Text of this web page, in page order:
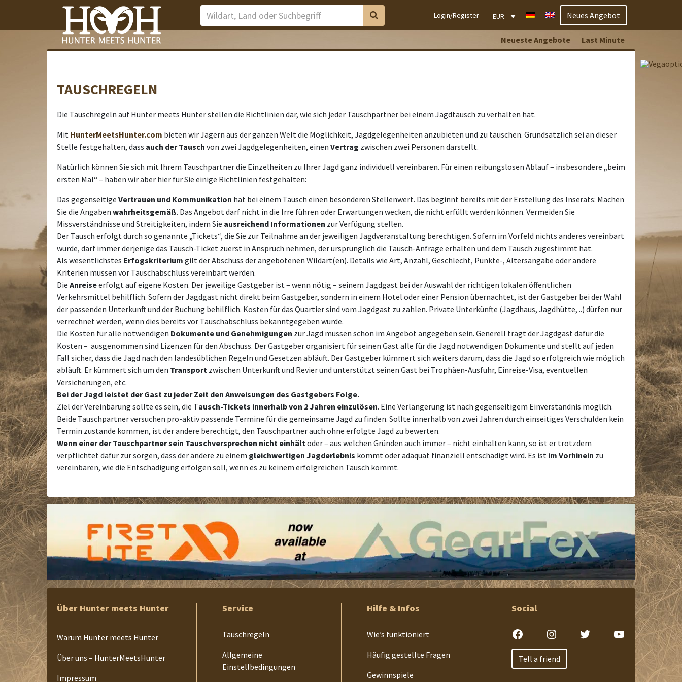
Login/Register EUR Neues Angebot
Neueste Angebote Last Minute
TAUSCHREGELN
Die Tauschregeln auf Hunter meets Hunter stellen die Richtlinien dar, wie sich jeder Tauschpartner bei einem Jagdtausch zu verhalten hat.
Mit HunterMeetsHunter.com bieten wir Jägern aus der ganzen Welt die Möglichkeit, Jagdgelegenheiten anzubieten und zu tauschen. Grundsätzlich sei an dieser
Stelle festgehalten, dass auch der Tausch von zwei Jagdgelegenheiten, einen Vertrag zwischen zwei Personen darstellt.
Natürlich können Sie sich mit Ihrem Tauschpartner die Einzelheiten zu Ihrer Jagd ganz individuell vereinbaren. Für einen reibungslosen Ablauf – insbesondere „beim
ersten Mal“ – haben wir aber hier für Sie einige Richtlinien festgehalten:
Das gegenseitige Vertrauen und Kommunikation hat bei einem Tausch einen besonderen Stellenwert. Das beginnt bereits mit der Erstellung des Inserats: Machen
Sie die Angaben wahrheitsgemäß. Das Angebot darf nicht in die Irre führen oder Erwartungen wecken, die nicht erfüllt werden können. Vermeiden Sie
Missverständnisse und Streitigkeiten, indem Sie ausreichend Informationen zur Verfügung stellen.
Der Tausch erfolgt durch so genannte „Tickets“, die Sie zur Teilnahme an der jeweiligen Jagdveranstaltung berechtigen. Sofern im Vorfeld nichts anderes vereinbart
wurde, darf immer derjenige das Tausch-Ticket zuerst in Anspruch nehmen, der ursprünglich die Tausch-Anfrage erhalten und dem Tausch zugestimmt hat.
Als wesentlichstes Erfogskriterium gilt der Abschuss der angebotenen Wildart(en). Details wie Art, Anzahl, Geschlecht, Punkte-, Altersangabe oder andere
Kriterien müssen vor Tauschabschluss vereinbart werden.
Die Anreiseerfolgt auf eigene Kosten. Der jeweilige Gastgeber ist – wenn nötig – seinem Jagdgast bei der Auswahl der richtigen lokalen öffentlichen
Verkehrsmittel behilflich. Sofern der Jagdgast nicht direkt beim Gastgeber, sondern in einem Hotel oder einer Pension übernachtet, ist der Gastgeber bei der Wahl
der passenden Unterkunft und der Buchung behilflich. Kosten für das Quartier sind vom Jagdgast zu zahlen. Private Unterkünfte (Jagdhaus, Jagdhütte, ..) dürfen nur
verrechnet werden, wenn dies bereits vor Tauschabschluss bekanntgegeben wurde.
Die Kosten für alle notwendigen Dokumente und Genehmigungen zur Jagd müssen schon im Angebot angegeben sein. Generell trägt der Jagdgast dafür die
Kosten – ausgenommen sind Lizenzen für den Abschuss. Der Gastgeber organisiert für seinen Gast alle für die Jagd notwendigen Dokumente und stellt auf jeden
Fall sicher, dass die Jagd nach den landesüblichen Regeln und Gesetzen abläuft. Der Gastgeber kümmert sich weiters darum, dass die Jagd so erfolgreich wie möglich
abläuft. Er kümmert sich um den Transport zwischen Unterkunft und Revier und unterstützt seinen Gast bei Trophäen-Ausfuhr, Einreise-Visa, eventuellen
Versicherungen, etc.
Bei der Jagd leistet der Gast zu jeder Zeit den Anweisungen des Gastgebers Folge.
Ziel der Vereinbarung sollte es sein, die Tausch-Tickets innerhalb von 2 Jahren einzulösen. Eine Verlängerung ist nach gegenseitigem Einverständnis möglich.
Beide Tauschpartner versuchen pro-aktiv passende Termine für die gemeinsame Jagd zu finden. Sollte innerhalb von zwei Jahren durch einseitiges Verschulden kein
Termin zustande kommen, ist der andere berechtigt, den Tauschpartner auch ohne erfolgte Jagd zu bewerten.
Wenn einer der Tauschpartner sein Tauschversprechen nicht einhältoder – aus welchen Gründen auch immer – nicht einhalten kann, so ist er trotzdem
verpflichtet dafür zur sorgen, dass der andere zu einem gleichwertigen Jagderlebnis kommt oder adäquat finanziell entschädigt wird. Es ist im Vorhinein zu
vereinbaren, wie die Entschädigung erfolgen soll, wenn es zu keinem erfolgreichen Tausch kommt.
Über Hunter meets Hunter
Warum Hunter meets Hunter
Über uns – HunterMeetsHunter
Impressum
Service
Tauschregeln
Allgemeine
Einstellbedingungen
Hilfe & Infos
Wie’s funktioniert
Häufig gestellte Fragen
Gewinnspiele
Social
FacebookInstagramTwitterYouTube
Tell a friend